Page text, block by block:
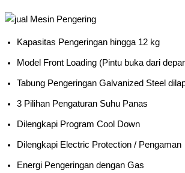
Kapasitas Pengeringan hingga 12 kg
Model Front Loading (Pintu buka dari
Tabung Pengeringan Galvanized Steel
3 Pilihan Pengaturan Suhu Panas
Dilengkapi Program Cool Down
Dilengkapi Electric Protection / Pengaman
Energi Pengeringan dengan Gas